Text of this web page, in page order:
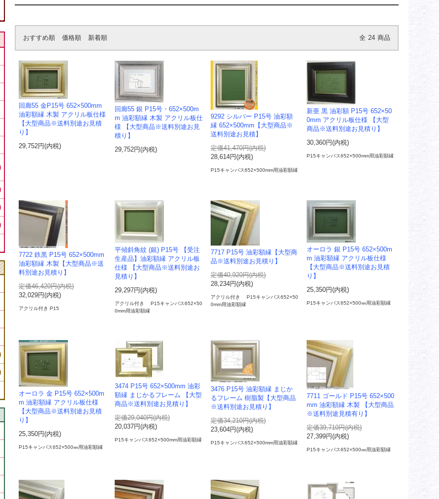
おすすめ順 価格順 新着順 全 24 商品
回廊55 金P15号 652×500mm
油彩額縁 木製 アクリル板仕様
【大型商品※送料別途お見積
り】
29,752円(内税)
回廊55 銀 P15号・652×500m
m 油彩額縁 木製 アクリル板仕
様 【大型商品※送料別途お見
積り】
29,752円(内税)
9292 シルバー P15号 油彩額
縁 652×500mm【大型商品※
送料別途お見積】
定価41,470円(内税)
28,614円(内税)
P15キャンバス652×500mm用油彩額縁
新亜 黒 油彩額 P15号 652×50
0mm アクリル板仕様 【大型
商品※送料別途お見積り】
30,360円(内税)
P15キャンバス652×500mm用油彩額縁
7722 鉄黒 P15号 652×500mm
油彩額縁 木製【大型商品※送
料別途お見積り】
定価46,420円(内税)
32,029円(内税)
アクリル付き P15
平傾斜角紋 (銀) P15号 【受注
生産品】油彩額縁 アクリル板
仕様 【大型商品※送料別途お
見積り】
29,297円(内税)
アクリル付き P15キャンバス652×50
0mm用油彩額縁
7717 P15号 油彩額縁【大型商
品※送料別途お見積り】
定価40,920円(内税)
28,234円(内税)
アクリル付き P15キャンバス652×50
0mm用油彩額縁
オーロラ 銀 P15号 652×500m
m 油彩額縁 アクリル板仕様
【大型商品※送料別途お見積
り】
25,350円(内税)
P15キャンバス652×500㎜用油彩額縁
オーロラ 金 P15号 652×500m
m 油彩額縁 アクリル板仕様
【大型商品※送料別途お見積
り】
25,350円(内税)
P15キャンバス652×500㎜用油彩額縁
3474 P15号 652×500mm 油彩
額縁 まじかるフレーム 【大型
商品※送料別途お見積り】
定価29,040円(内税)
20,037円(内税)
P15キャンバス652×500mm用油彩額縁
3476 P15号 油彩額縁 まじか
るフレーム 樹脂製【大型商品
※送料別途お見積り】
定価34,210円(内税)
23,604円(内税)
P15キャンバス652×500mm用油彩額縁
7711 ゴールド P15号 652×500
mm 油彩額縁 木製 【大型商品
※送料別途見積有り】
定価39,710円(内税)
27,399円(内税)
P15キャンバス652×500㎜用油彩額縁